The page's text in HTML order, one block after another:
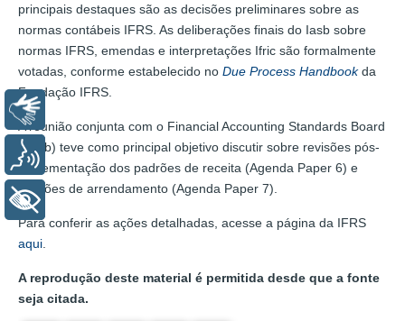
principais destaques são as decisões preliminares sobre as
normas contábeis IFRS. As deliberações finais do Iasb sobre
normas IFRS, emendas e interpretações Ifric são formalmente
votadas, conforme estabelecido no Due Process Handbookda
Fundação IFRS.
A reunião conjunta com o Financial Accounting Standards Board
(Fasb) teve como principal objetivo discutir sobre revisões pós-
implementação dos padrões de receita (Agenda Paper 6) e
padrões de arrendamento (Agenda Paper 7).
Para conferir as ações detalhadas, acesse a página da IFRS
aqui
A reprodução deste material é permitida desde que a fonte
seja citada.
Voz